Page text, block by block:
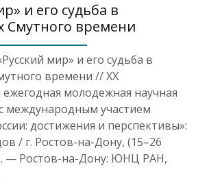
и его судьба в
Смутного времени
мир» и его судьба в
времени // XX
ежегодная молодежная научная
международным участием
достижения и перспективы»:
/ г. Ростов-на-Дону, (15–26
— Ростов-на-Дону: ЮНЦ РАН,